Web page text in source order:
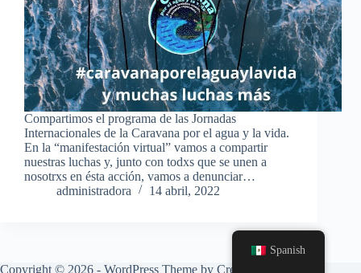
Compartimos el programa de las Jornadas
Internacionales de la Caravana por el agua y la vida.
En la “manifestación virtual” vamos a compartir
nuestras luchas y, junto con todxs que se unen a
nosotrxs en ésta acción, vamos a denunciar…
administradora
14 abril, 2022
Copyright © 2026 - WordPress Theme by CreativeThemes
Spanish